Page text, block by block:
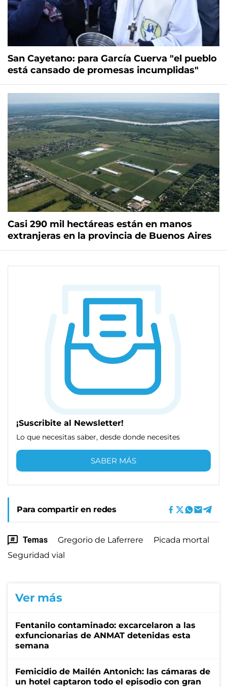
San Cayetano: para García Cuerva "el pueblo
está cansado de promesas incumplidas"
Casi 290 mil hectáreas están en manos
extranjeras en la provincia de Buenos Aires
¡Suscribite al Newsletter!
Lo que necesitas saber, desde donde necesites
SABER MÁS
Para compartir en redes
Temas Gregorio de Laferrere
Picada mortal
Seguridad vial
Ver más
Fentanilo contaminado: excarcelaron a las
exfuncionarias de ANMAT detenidas esta
semana
Femicidio de Mailén Antonich: las cámaras de
un hotel captaron todo el episodio con gran